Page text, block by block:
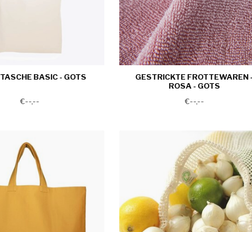
BASIC - GOTS
€--,--
GESTRICKTE FROTTEWAREN -
ROSA - GOTS
€--,--